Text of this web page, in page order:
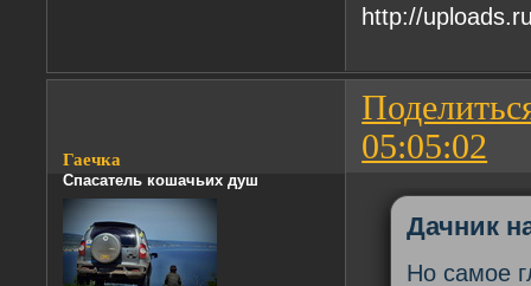
05:05:02
Гаечка
Спасатель кошачьих душ
Дачник
Но самое